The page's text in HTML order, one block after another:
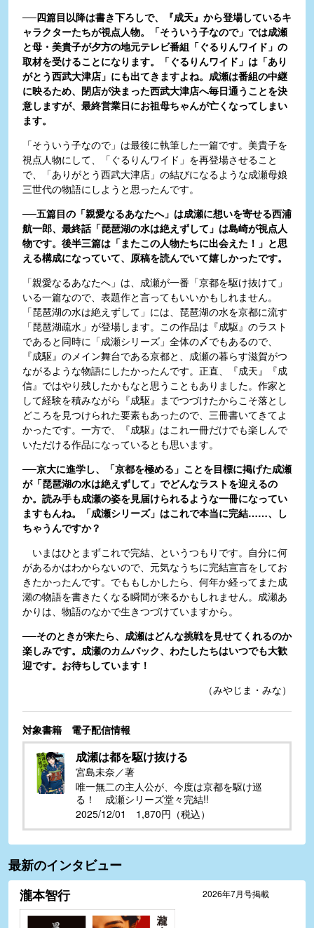
──四篇目以降は書き下ろしで、『成天』から登場しているキ
ャラクターたちが視点人物。「そういう子なので」では成瀬
と母・美貴子が夕方の地元テレビ番組「ぐるりんワイド」の
取材を受けることになります。「ぐるりんワイド」は「あり
がとう西武大津店」にも出てきますよね。成瀬は番組の中継
に映るため、閉店が決まった西武大津店へ毎日通うことを決
意しますが、最終営業日にお祖母ちゃんが亡くなってしまい
ます。
「そういう子なので」は最後に執筆した一篇です。美貴子を
視点人物にして、「ぐるりんワイド」を再登場させること
で、「ありがとう西武大津店」の結びになるような成瀬母娘
三世代の物語にしようと思ったんです。
──五篇目の「親愛なるあなたへ」は成瀬に想いを寄せる西浦
航一郎、最終話「琵琶湖の水は絶えずして」は島崎が視点人
物です。後半三篇は「またこの人物たちに出会えた！」と思
える構成になっていて、原稿を読んでいて嬉しかったです。
「親愛なるあなたへ」は、成瀬が一番「京都を駆け抜けて」
いる一篇なので、表題作と言ってもいいかもしれません。
「琵琶湖の水は絶えずして」には、琵琶湖の水を京都に流す
「琵琶湖疏水」が登場します。この作品は『成駆』のラスト
であると同時に「成瀬シリーズ」全体の〆でもあるので、
『成駆』のメイン舞台である京都と、成瀬の暮らす滋賀がつ
ながるような物語にしたかったんです。正直、『成天』『成
信』ではやり残したかもなと思うこともありました。作家と
して経験を積みながら『成駆』までつづけたからこそ落とし
どころを見つけられた要素もあったので、三冊書いてきてよ
かったです。一方で、『成駆』はこれ一冊だけでも楽しんで
いただける作品になっているとも思います。
──京大に進学し、「京都を極める」ことを目標に掲げた成瀬
が「琵琶湖の水は絶えずして」でどんなラストを迎えるの
か。読み手も成瀬の姿を見届けられるような一冊になってい
ますもんね。「成瀬シリーズ」はこれで本当に完結……、し
ちゃうんですか？
いまはひとまずこれで完結、というつもりです。自分に何
があるかはわからないので、元気なうちに完結宣言をしてお
きたかったんです。でももしかしたら、何年か経ってまた成
瀬の物語を書きたくなる瞬間が来るかもしれません。成瀬あ
かりは、物語のなかで生きつづけていますから。
──そのときが来たら、成瀬はどんな挑戦を見せてくれるのか
楽しみです。成瀬のカムバック、わたしたちはいつでも大歓
迎です。お待ちしています！
（みやじま・みな）
対象書籍 電子配信情報
成瀬は都を駆け抜ける
宮島未奈／著
唯一無二の主人公が、今度は京都を駆け巡
る！ 成瀬シリーズ堂々完結!!
2025/12/01 1,870円（税込）
最新のインタビュー
2026年7月号掲載
瀧本智行